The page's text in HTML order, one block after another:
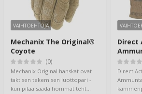
VAIHTOEHTOJA
Mechanix The Original®
Coyote
(0)
Mechanix Original hanskat ovat
taktisen tekemisen luottopari -
kun pitää saada hommat teht…
Direct
Coyote
Direct